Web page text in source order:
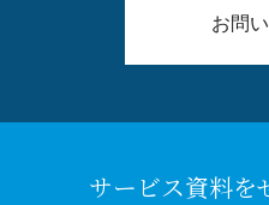
お問
サービス資料を